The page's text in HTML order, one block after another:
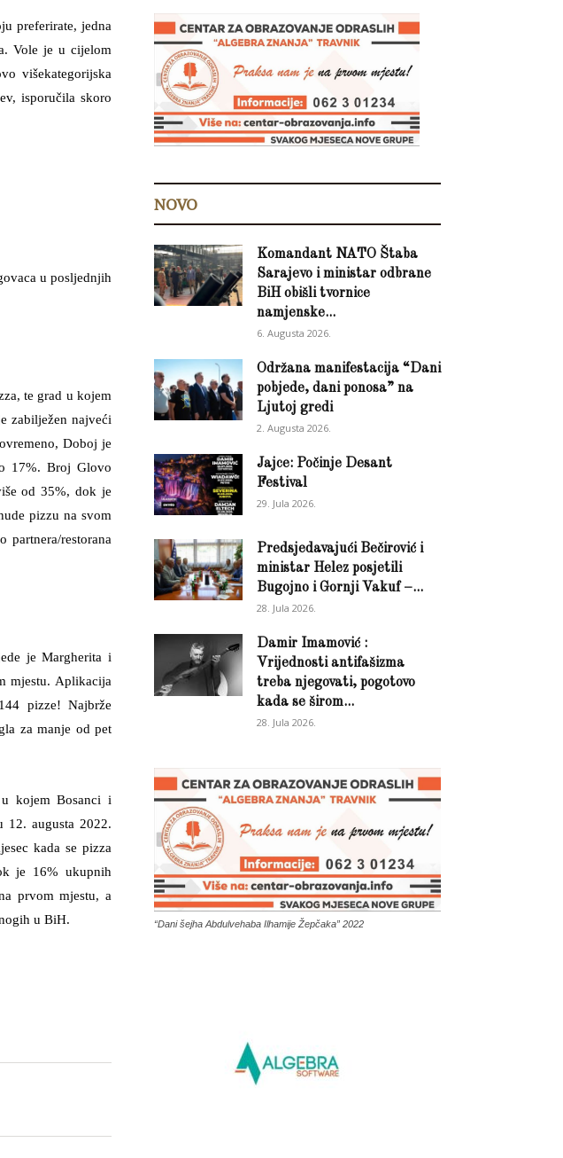
preferirate, jedna
Vole je u cijelom
višekategorijska
isporučila skoro
u posljednjih
te grad u kojem
zabilježen najveći
Doboj je
17%. Broj Glovo
od 35%, dok je
pizzu na svom
restorana
je Margherita i
mjestu. Aplikacija
pizze! Najbrže
za manje od pet
kojem Bosanci i
12. augusta 2022.
kada se pizza
je 16% ukupnih
prvom mjestu, a
u BiH.
NOVO
Komandant NATO Štaba
Sarajevo i ministar odbrane
BiH obišli tvornice
namjenske...
6. Augusta 2026.
Održana manifestacija “Dani
pobjede, dani ponosa” na
Ljutoj gredi
2. Augusta 2026.
Jajce: Počinje Desant
Festival
29. Jula 2026.
Predsjedavajući Bečirović i
ministar Helez posjetili
Bugojno i Gornji Vakuf –...
28. Jula 2026.
Damir Imamović :
Vrijednosti antifašizma
treba njegovati, pogotovo
kada se širom...
28. Jula 2026.
“Dani šejha Abdulvehaba Ilhamije Žepčaka” 2022